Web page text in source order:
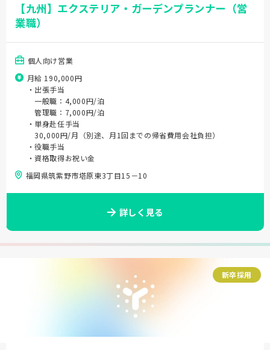
【九州】エクステリア・ガーデンプランナー（営
業職）
個人向け営業
月給 190,000円
・出張手当
一般職：4,000円/泊
管理職：7,000円/泊
・単身赴任手当
30,000円/月（別途、月1回までの帰省費用会社負担）
・役職手当
・資格取得お祝い金
福岡県筑紫野市塔原東3丁目15－10
詳しく見る
新卒採用